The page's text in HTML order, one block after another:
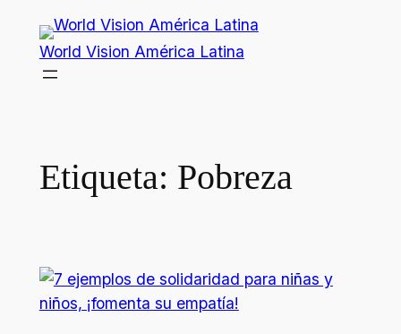
contenido
World Vision América Latina
Etiqueta: Pobreza